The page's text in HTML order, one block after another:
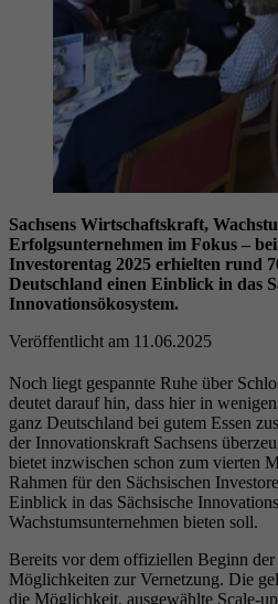
Sachsens Wirtschaftskraft,
Erfolgsunternehmen im Fokus –
Investorentag 2025 erhielten rund
Deutschland einen Einblick in das
Innovationsökosystem.
Veröffentlicht am 11.06.2025
Noch liegt gespannte Ruhe über
deutet darauf hin, dass hier in
ganz Deutschland bei gutem Essen
der Innovationskraft Sachsens
bietet inzwischen schon zum vierten
Rahmen für den Sächsischen
Einblick in das Sächsische
Wachstumsunternehmen bieten soll.
Bereits vor dem offiziellen Beginn der
Möglichkeiten zur Vernetzung. Die
die Möglichkeit, ausgewählte Scale-